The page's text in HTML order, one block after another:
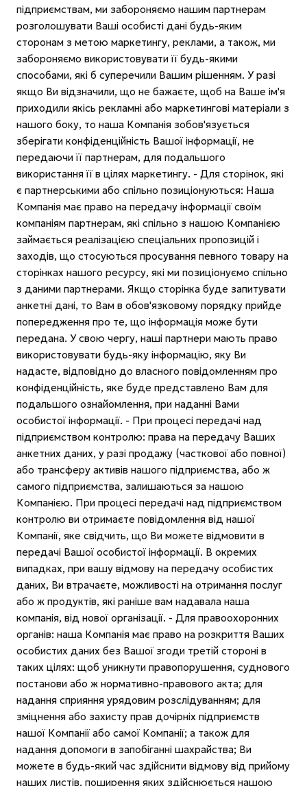
підприємствам, ми забороняємо нашим партнерам
розголошувати Ваші особисті дані будь-яким
сторонам з метою маркетингу, реклами, а також, ми
забороняємо використовувати її будь-якими
способами, які б суперечили Вашим рішенням. У разі
якщо Ви відзначили, що не бажаєте, щоб на Ваше ім'я
приходили якісь рекламні або маркетингові матеріали з
нашого боку, то наша Компанія зобов'язується
зберігати конфіденційність Вашої інформації, не
передаючи її партнерам, для подальшого
використання її в цілях маркетингу. - Для сторінок, які
є партнерськими або спільно позиціонуються: Наша
Компанія має право на передачу інформації своїм
компаніям партнерам, які спільно з нашою Компанією
займається реалізацією спеціальних пропозицій і
заходів, що стосуються просування певного товару на
сторінках нашого ресурсу, які ми позиціонуємо спільно
з даними партнерами. Якщо сторінка буде запитувати
анкетні дані, то Вам в обов'язковому порядку прийде
попередження про те, що інформація може бути
передана. У свою чергу, наші партнери мають право
використовувати будь-яку інформацію, яку Ви
надасте, відповідно до власного повідомленням про
конфіденційність, яке буде представлено Вам для
подальшого ознайомлення, при наданні Вами
особистої інформації. - При процесі передачі над
підприємством контролю: права на передачу Ваших
анкетних даних, у разі продажу (часткової або повної)
або трансферу активів нашого підприємства, або ж
самого підприємства, залишаються за нашою
Компанією. При процесі передачі над підприємством
контролю ви отримаєте повідомлення від нашої
Компанії, яке свідчить, що Ви можете відмовити в
передачі Вашої особистої інформації. В окремих
випадках, при вашу відмову на передачу особистих
даних, Ви втрачаєте, можливості на отримання послуг
або ж продуктів, які раніше вам надавала наша
компанія, від нової організації. - Для правоохоронних
органів: наша Компанія має право на розкриття Ваших
особистих даних без Вашої згоди третій стороні в
таких цілях: щоб уникнути правопорушення, суднового
постанови або ж нормативно-правового акта; для
надання сприяння урядовим розслідуванням; для
зміцнення або захисту прав дочірніх підприємств
нашої Компанії або самої Компанії; а також для
надання допомоги в запобіганні шахрайства; Ви
можете в будь-який час здійснити відмову від прийому
наших листів, поширення яких здійснюється нашою